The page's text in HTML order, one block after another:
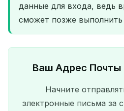
данные для входа, ведь
сможет позже выполнить
Ваш Адрес Почты
Начните
электронные письма за